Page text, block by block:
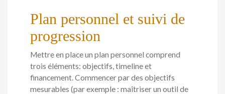
Plan personnel et suivi de
progression
Mettre en place un plan personnel comprend
trois éléments: objectifs, timeline et
financement. Commencer par des objectifs
mesurables (par exemple : maîtriser un outil de